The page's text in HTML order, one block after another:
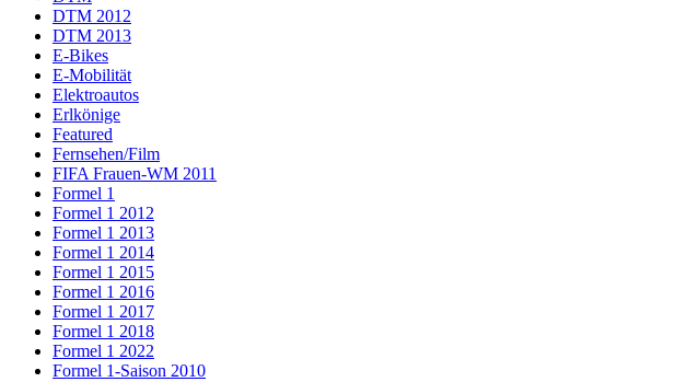
DTM 2012
DTM 2013
E-Bikes
E-Mobilität
Elektroautos
Erlkönige
Featured
Fernsehen/Film
FIFA Frauen-WM 2011
Formel 1
Formel 1 2012
Formel 1 2013
Formel 1 2014
Formel 1 2015
Formel 1 2016
Formel 1 2017
Formel 1 2018
Formel 1 2022
Formel 1-Saison 2010